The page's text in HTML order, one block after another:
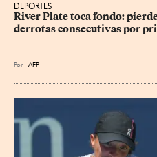
DEPORTES
River Plate toca fondo:
derrotas consecutivas por
Por AFP